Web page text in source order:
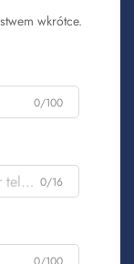
wkrótce.
0/100
0/16